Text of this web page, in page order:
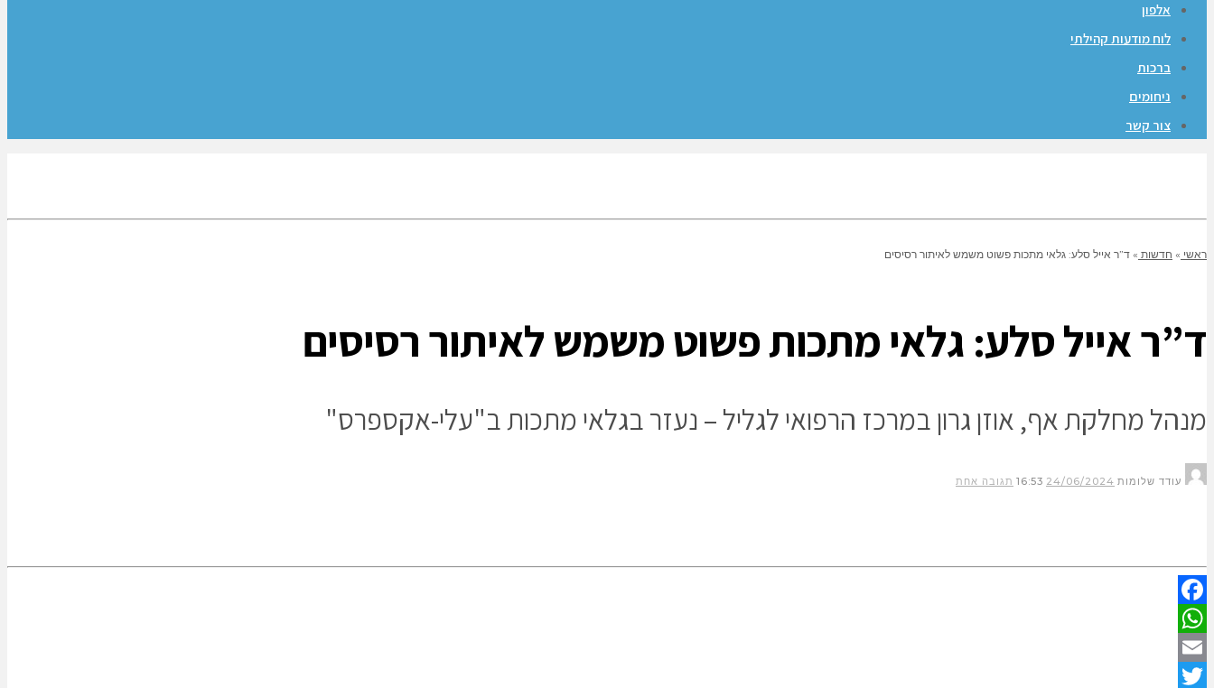
אלפון
לוח מודעות קהילתי
ברכות
ניחומים
צור קשר
ראשי » חדשות » ד”ר אייל סלע: גלאי מתכות פשוט משמש לאיתור רסיסים
ד”ר אייל סלע: גלאי מתכות פשוט משמש לאיתור רסיסים
מנהל מחלקת אף, אוזן גרון במרכז הרפואי לגליל – נעזר בגלאי מתכות ב"עלי-אקספרס"
עודד שלומות 24/06/2024
16:53 תגובה אחת
Facebook
WhatsApp
Email